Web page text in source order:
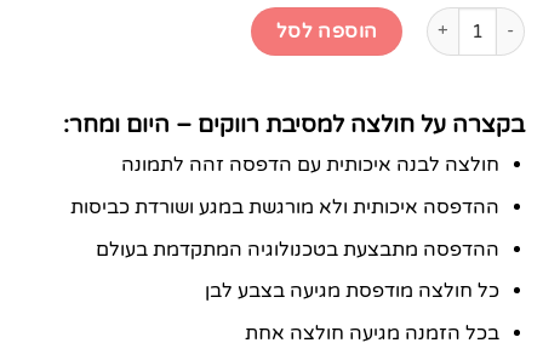
כמות של חולצה למסיבת רווקים - היום ומחר
הוספה לסל
בקצרה על חולצה למסיבת רווקים – היום ומחר:
חולצה לבנה איכותית עם הדפסה זהה לתמונה
ההדפסה איכותית ולא מורגשת במגע ושורדת כביסות
ההדפסה מתבצעת בטכנולוגיה המתקדמת בעולם
כל חולצה מודפסת מגיעה בצבע לבן
בכל הזמנה מגיעה חולצה אחת